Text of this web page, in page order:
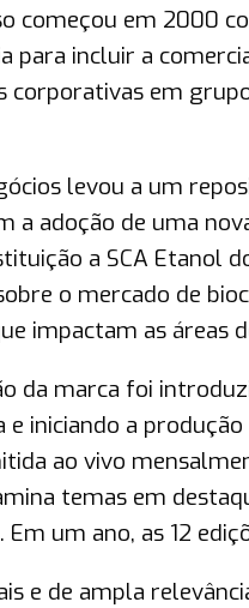
começou em 2000
para incluir a
corporativas em
levou a um
a adoção de uma
a SCA Etanol
o mercado de
impactam as áreas
da marca foi
e iniciando a
ao vivo
temas em
um ano, as 12
e de ampla